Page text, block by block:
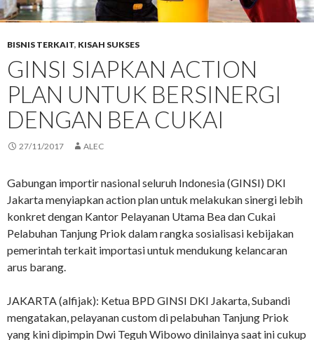
BISNIS TERKAIT, KISAH SUKSES
GINSI SIAPKAN ACTION
PLAN UNTUK BERSINERGI
DENGAN BEA CUKAI
27/11/2017 ALEC
Gabungan importir nasional seluruh Indonesia (GINSI) DKI
Jakarta menyiapkan action plan untuk melakukan sinergi lebih
konkret dengan Kantor Pelayanan Utama Bea dan Cukai
Pelabuhan Tanjung Priok dalam rangka sosialisasi kebijakan
pemerintah terkait importasi untuk mendukung kelancaran
arus barang.
JAKARTA (alfijak): Ketua BPD GINSI DKI Jakarta, Subandi
mengatakan, pelayanan custom di pelabuhan Tanjung Priok
yang kini dipimpin Dwi Teguh Wibowo dinilainya saat ini cukup